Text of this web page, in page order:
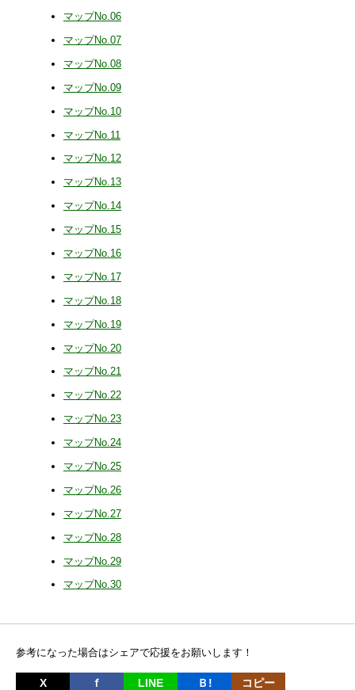
マップNo.06
マップNo.07
マップNo.08
マップNo.09
マップNo.10
マップNo.11
マップNo.12
マップNo.13
マップNo.14
マップNo.15
マップNo.16
マップNo.17
マップNo.18
マップNo.19
マップNo.20
マップNo.21
マップNo.22
マップNo.23
マップNo.24
マップNo.25
マップNo.26
マップNo.27
マップNo.28
マップNo.29
マップNo.30
参考になった場合はシェアで応援をお願いします！
X ｆ LINE Ｂ! コピー